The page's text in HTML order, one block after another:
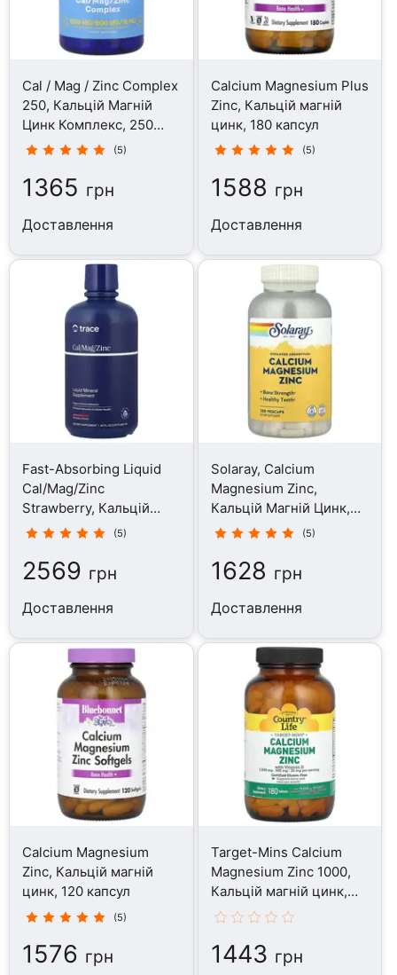
Cal / Mag / Zinc Complex
250, Кальцій Магній
Цинк Комплекс, 250
таблеток
(5)
1365 грн
Доставлення
Calcium Magnesium Plus
Zinc, Кальцій магній
цинк, 180 капсул
(5)
1588 грн
Доставлення
Fast-Absorbing Liquid
Cal/Mag/Zinc
Strawberry, Кальцій
магній цинк, 946 мл
(5)
2569 грн
Доставлення
Solaray, Calcium
Magnesium Zinc,
Кальцій Магній Цинк,
250 капсул
(5)
1628 грн
Доставлення
Calcium Magnesium
Zinc, Кальцій магній
цинк, 120 капсул
(5)
1576 грн
Target-Mins Calcium
Magnesium Zinc 1000,
Кальцій магній цинк,
180 таблеток
1443 грн